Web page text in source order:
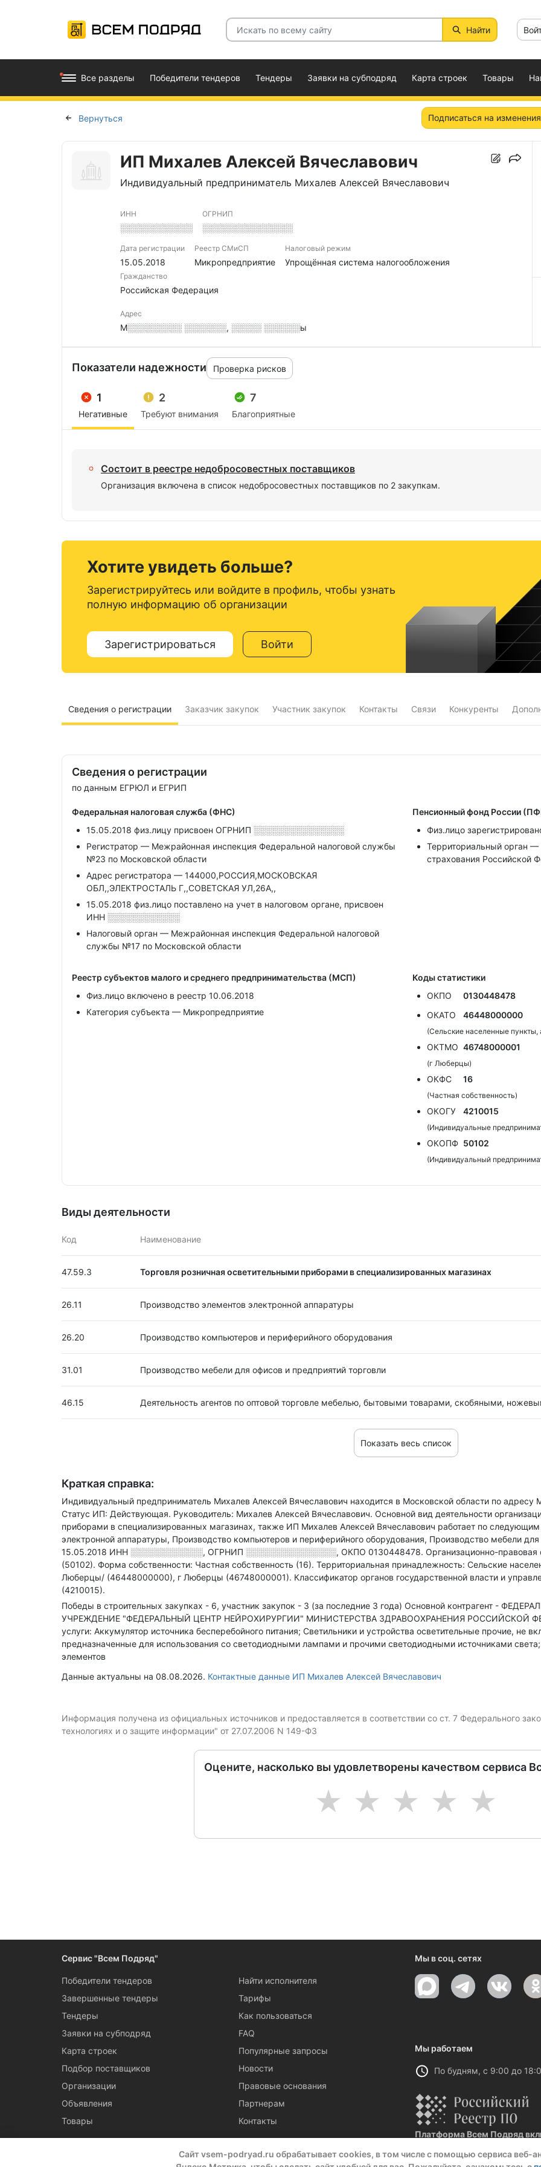
Сайт vsem-podryad.ru обрабатывает cookies, в том числе с помощью сервиса веб-
Найти
Все разделы Победители тендеров Тендеры Заявки на субподряд Карта строек Товары
Вернуться Подписаться на изменения
ИП Михалев Алексей Вячеславович
Индивидуальный предприниматель Михалев Алексей Вячеславович
ИНН
░░░░░░░░░░░░
ОГРНИП
░░░░░░░░░░░░░░░
Дата регистрации
15.05.2018
Реестр СМиСП
Микропредприятие
Налоговый режим
Упрощённая система налогообложения
Гражданство
Российская Федерация
Адрес
М░░░░░░░░░ ░░░░░░░, ░░░░░ ░░░░░░ы
Показатели надежности Проверка рисков
1
Негативные
2
Требуют внимания
7
Благоприятные
Состоит в реестре недобросовестных поставщиков
Организация включена в список недобросовестных поставщиков по 2 закупкам.
Хотите увидеть больше?
Зарегистрируйтесь или войдите в профиль, чтобы узнать
полную информацию об организации
Зарегистрироваться Войти
Сведения о регистрации Заказчик закупок Участник закупок Контакты Связи Конкуренты
Сведения о регистрации
по данным ЕГРЮЛ и ЕГРИП
Федеральная налоговая служба (ФНС)
15.05.2018 физ.лицу присвоен ОГРНИП ░░░░░░░░░░░░░░░
Регистратор — Межрайонная инспекция Федеральной налоговой службы
№23 по Московской области
Адрес регистратора — 144000,РОССИЯ,МОСКОВСКАЯ
ОБЛ,,ЭЛЕКТРОСТАЛЬ Г,,СОВЕТСКАЯ УЛ,26А,,
15.05.2018 физ.лицо поставлено на учет в налоговом органе, присвоен
ИНН ░░░░░░░░░░░░
Налоговый орган — Межрайонная инспекция Федеральной налоговой
службы №17 по Московской области
Пенсионный фонд России
Физ.лицо
Территориальный орган —
страхования Российской
Реестр субъектов малого и среднего предпринимательства (МСП)
Физ.лицо включено в реестр 10.06.2018
Категория субъекта — Микропредприятие
Коды статистики
ОКПО
0130448478
ОКАТО
46448000000
(Сельские населенные
ОКТМО 46748000001
(г Люберцы)
ОКФС 16
(Частная собственность)
ОКОГУ 4210015
(Индивидуальные
ОКОПФ 50102
(Индивидуальный
Виды деятельности
Код Наименование
47.59.3 Торговля розничная осветительными приборами в специализированных магазинах
26.11 Производство элементов электронной аппаратуры
26.20 Производство компьютеров и периферийного оборудования
31.01 Производство мебели для офисов и предприятий торговли
46.15 Деятельность агентов по оптовой торговле мебелью, бытовыми товарами, скобяными,
Показать весь список
Краткая справка:
Индивидуальный предприниматель Михалев Алексей Вячеславович находится в Московской области по адресу
Статус ИП: Действующая. Руководитель: Михалев Алексей Вячеславович. Основной вид деятельности
приборами в специализированных магазинах, также ИП Михалев Алексей Вячеславович работает по
электронной аппаратуры, Производство компьютеров и периферийного оборудования, Производство мебели
15.05.2018 ИНН ░░░░░░░░░░░░, ОГРНИП ░░░░░░░░░░░░░░░, ОКПО 0130448478. Организационно-
(50102). Форма собственности: Частная собственность (16). Территориальная принадлежность: Сельские
Люберцы/ (46448000000), г Люберцы (46748000001). Классификатор органов государственной власти и
(4210015).
Победы в строительных закупках - 6, участник закупок - 3 (за последние 3 года) Основной контрагент -
УЧРЕЖДЕНИЕ "ФЕДЕРАЛЬНЫЙ ЦЕНТР НЕЙРОХИРУРГИИ" МИНИСТЕРСТВА ЗДРАВООХРАНЕНИЯ РОССИЙСКОЙ
услуги: Аккумулятор источника бесперебойного питания; Светильники и устройства осветительные прочие, не
предназначенные для использования со светодиодными лампами и прочими светодиодными источниками
элементов
Данные актуальны на 08.08.2026. Контактные данные ИП Михалев Алексей Вячеславович
Информация получена из официальных источников и предоставляется в соответствии со ст. 7 Федерального
технологиях и о защите информации" от 27.07.2006 N 149-ФЗ
Оцените, насколько вы удовлетворены качеством сервиса
5
4
3
2
1
Сервис "Всем Подряд"
Победители тендеров
Завершенные тендеры
Тендеры
Заявки на субподряд
Карта строек
Подбор поставщиков
Организации
Объявления
Товары
Найти исполнителя
Тарифы
Как пользоваться
FAQ
Популярные запросы
Новости
Правовые основания
Партнерам
Контакты
Мы в соц. сетях
Мы работаем
По будням, с 9:00 до
Платформа Всем Подряд